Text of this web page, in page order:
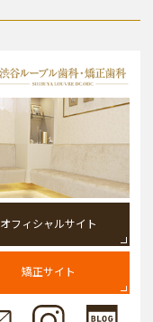
オフィシャルサイト
矯正サイト